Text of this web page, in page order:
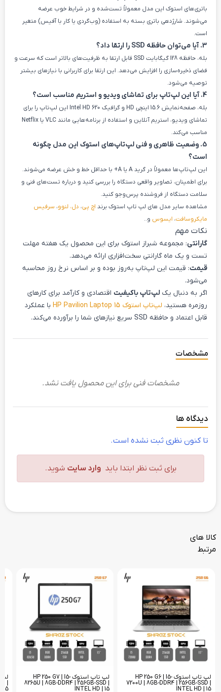
باتری‌های استوک این مدل معمولاً تست‌شده و در شرایط خوب عرضه
می‌شوند. شارژدهی باتری بسته به استفاده (وب‌گردی یا کار با آفیس) متغیر
است.
3. آیا می‌توان حافظه SSD را ارتقا داد؟
بله، حافظه 128 گیگابایت SSD قابل ارتقا به ظرفیت‌های بالاتر است که سرعت و
فضای ذخیره‌سازی را افزایش می‌دهد. این ارتقا برای کاربرانی با نیازهای بیشتر
توصیه می‌شود.
4. آیا این لپ‌تاپ برای تماشای ویدیو و استریم مناسب است؟
بله، صفحه‌نمایش 15.6 اینچی HD و گرافیک Intel HD 620 این لپ‌تاپ را برای
تماشای ویدیو، استریم آنلاین و استفاده از برنامه‌هایی مانند VLC یا Netflix
مناسب می‌کند.
5. وضعیت ظاهری و فنی لپ‌تاپ‌های استوک این مدل چگونه
است؟
این لپ‌تاپ‌ها معمولاً در گرید A یا A+ با حداقل خط و خش عرضه می‌شوند.
برای اطمینان، تصاویر واقعی دستگاه را بررسی کنید و درباره تست‌های فنی و
سلامت دستگاه از فروشنده پرس‌وجو کنید.
مشاهده سایر مدل های لپ تاپ استوک برند اچ پی، دل، لنوو، سرفیس
مایکروسافت، ایسوس و..
نکات مهم
گارانتی: مجموعه شبراز استوک برای این محصول یک هفته مهلت
تست و یک ماه گارانتی سخت‌افزاری ارائه می‌دهد.
قیمت: قیمت این لپ‌تاپ به‌روز بوده و بر اساس نرخ روز محاسبه
می‌شود.
اگر به دنبال یک لپ‌تاپ باکیفیت اقتصادی و کارآمد برای کارهای
روزمره هستید، لپ‌تاپ استوک HP Pavilion Laptop 15
با عملکرد
قابل اعتماد و حافظه SSD سریع نیازهای شما را برآورده می‌کند.
مشخصات
مشخصات فنی برای این محصول یافت نشد.
دیدگاه ها
تا کنون نظری ثبت نشده است.
برای ثبت نظر ابتدا باید وارد سایت شوید.
کالا های
مرتبط
لپ تاپ استوک HP 250 G6 | I5-
7200U | 8GB-DDR4 | 256GB-SSD |
INTEL HD | 15
لپ تاپ استوک HP 250 G7 | I5-
8265U | 8GB-DDR4 | 256GB-SSD |
INTEL HD | 15
15